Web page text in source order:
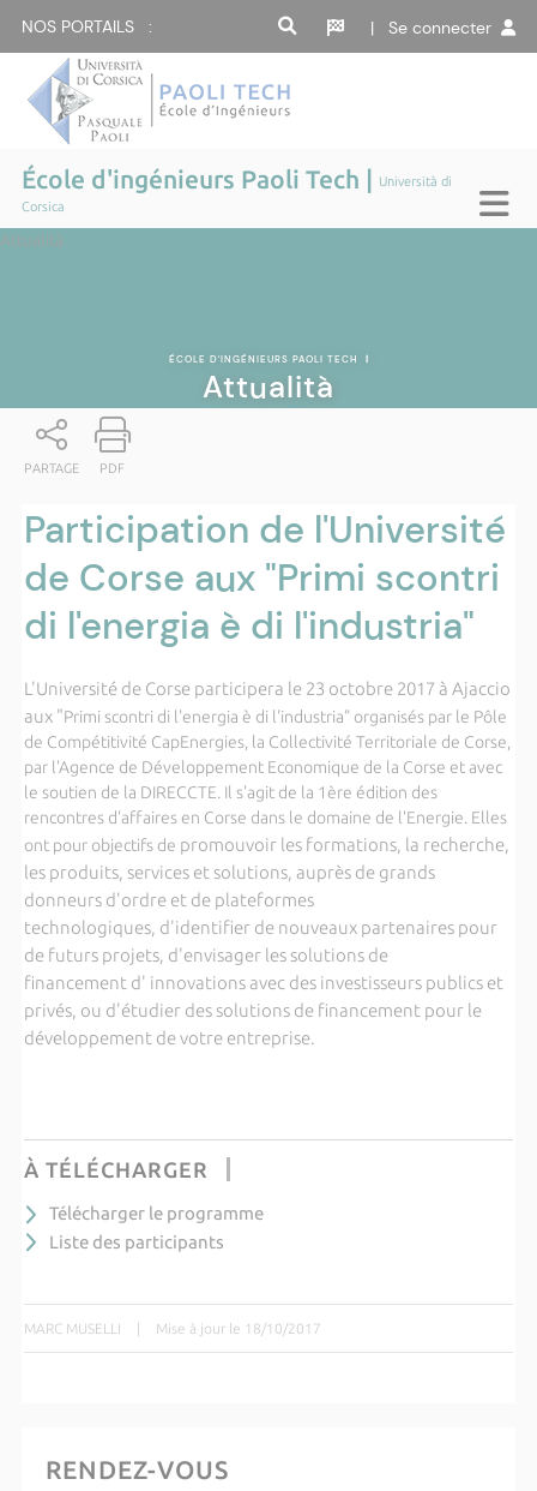
NOS PORTAILS : | Se connecter
École d'ingénieurs Paoli Tech |
Università di
Corsica
Attualità
ÉCOLE D'INGÉNIEURS PAOLI TECH |
Attualità
PARTAGE PDF
Participation de l'Université
de Corse aux "Primi scontri
di l'energia è di l'industria"
L'Université de Corse participera le 23 octobre 2017 à Ajaccio
aux "Primi scontri di l'energia è di l'industria" organisés par le Pôle
de Compétitivité CapEnergies, la Collectivité Territoriale de Corse,
par l'Agence de Développement Economique de la Corse et avec
le soutien de la DIRECCTE. Il s'agit de la 1ère édition des
rencontres d'affaires en Corse dans le domaine de l'Energie. Elles
ont pour objectifs de promouvoir les formations, la recherche,
les produits, services et solutions, auprès de grands
donneurs d'ordre et de plateformes
technologiques, d'identifier de nouveaux partenaires pour
de futurs projets, d'envisager les solutions de
financement d' innovations avec des investisseurs publics et
privés, ou d'étudier des solutions de financement pour le
développement de votre entreprise.
À TÉLÉCHARGER
Télécharger le programme
Liste des participants
MARC MUSELLI | Mise à jour le 18/10/2017
RENDEZ-VOUS